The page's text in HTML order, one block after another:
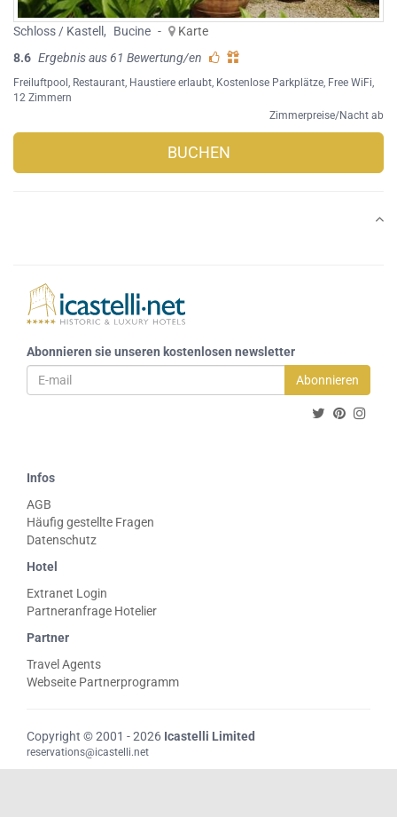
Schloss / Kastell , Bucine -
Karte
8.6 Ergebnis aus 61 Bewertung/en
Freiluftpool , Restaurant, Haustiere erlaubt, Kostenlose Parkplätze, Free WiFi,
12 Zimmern
Zimmerpreise/Nacht ab
BUCHEN
Abonnieren sie unseren kostenlosen newsletter
Abonnieren
Infos
AGB
Häufig gestellte Fragen
Datenschutz
Hotel
Extranet Login
Partneranfrage Hotelier
Partner
Travel Agents
Webseite Partnerprogramm
Copyright © 2001 - 2026 Icastelli Limited
reservations@icastelli.net